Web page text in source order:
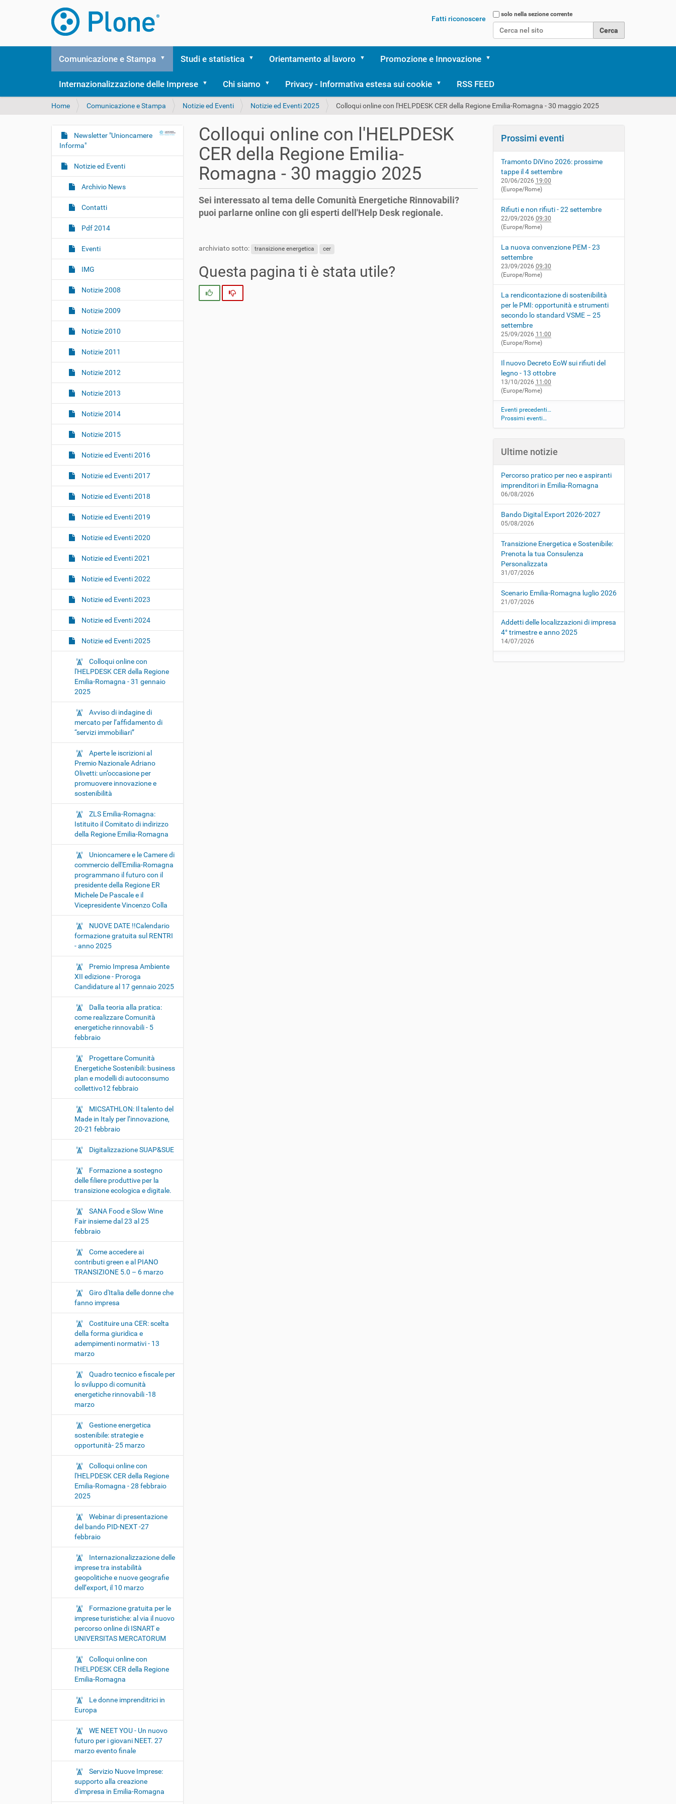
Cerca nel sito
solo nella sezione corrente
Fatti riconoscere
Comunicazione e Stampa Studi e statistica Orientamento al lavoro Promozione e Innovazione
Internazionalizzazione delle Imprese Chi siamo Privacy - Informativa estesa sui cookie RSS FEED
T
s
q
i
Home Comunicazione e Stampa Notizie ed Eventi Notizie ed Eventi 2025 Colloqui online con l'HELPDESK CER della Regione Emilia-Romagna - 30 maggio 2025
Colloqui online con l'HELPDESK
CER della Regione Emilia-
Romagna - 30 maggio 2025
Sei interessato al tema delle Comunità Energetiche Rinnovabili?
puoi parlarne online con gli esperti dell'Help Desk regionale.
archiviato sotto: transizione energetica cer
Questa pagina ti è stata utile?
Si
N
a
v
i
a
o
Newsletter "Unioncamere
Informa"
Notizie ed Eventi
Archivio News
Contatti
Pdf 2014
Eventi
IMG
Notizie 2008
Notizie 2009
Notizie 2010
Notizie 2011
Notizie 2012
Notizie 2013
Notizie 2014
Notizie 2015
Notizie ed Eventi 2016
Notizie ed Eventi 2017
Notizie ed Eventi 2018
Notizie ed Eventi 2019
Notizie ed Eventi 2020
Notizie ed Eventi 2021
Notizie ed Eventi 2022
Notizie ed Eventi 2023
Notizie ed Eventi 2024
Notizie ed Eventi 2025
Colloqui online con
l'HELPDESK CER della Regione
Emilia-Romagna - 31 gennaio
2025
Avviso di indagine di
mercato per l’affidamento di
“servizi immobiliari”
Aperte le iscrizioni al
Premio Nazionale Adriano
Olivetti: un’occasione per
promuovere innovazione e
sostenibilità
ZLS Emilia-Romagna:
Istituito il Comitato di indirizzo
della Regione Emilia-Romagna
Unioncamere e le Camere di
commercio dell'Emilia-Romagna
programmano il futuro con il
presidente della Regione ER
Michele De Pascale e il
Vicepresidente Vincenzo Colla
NUOVE DATE !!Calendario
formazione gratuita sul RENTRI
- anno 2025
Premio Impresa Ambiente
XII edizione - Proroga
Candidature al 17 gennaio 2025
Dalla teoria alla pratica:
come realizzare Comunità
energetiche rinnovabili - 5
febbraio
Progettare Comunità
Energetiche Sostenibili: business
plan e modelli di autoconsumo
collettivo12 febbraio
MICSATHLON: Il talento del
Made in Italy per l’innovazione,
20-21 febbraio
Digitalizzazione SUAP&SUE
Formazione a sostegno
delle filiere produttive per la
transizione ecologica e digitale.
SANA Food e Slow Wine
Fair insieme dal 23 al 25
febbraio
Come accedere ai
contributi green e al PIANO
TRANSIZIONE 5.0 – 6 marzo
Giro d'Italia delle donne che
fanno impresa
Costituire una CER: scelta
della forma giuridica e
adempimenti normativi - 13
marzo
Quadro tecnico e fiscale per
lo sviluppo di comunità
energetiche rinnovabili -18
marzo
Gestione energetica
sostenibile: strategie e
opportunità- 25 marzo
Colloqui online con
l'HELPDESK CER della Regione
Emilia-Romagna - 28 febbraio
2025
Webinar di presentazione
del bando PID-NEXT -27
febbraio
Internazionalizzazione delle
imprese tra instabilità
geopolitiche e nuove geografie
dell’export, il 10 marzo
Formazione gratuita per le
imprese turistiche: al via il nuovo
percorso online di ISNART e
UNIVERSITAS MERCATORUM
Colloqui online con
l'HELPDESK CER della Regione
Emilia-Romagna
Le donne imprenditrici in
Europa
WE NEET YOU - Un nuovo
futuro per i giovani NEET. 27
marzo evento finale
Servizio Nuove Imprese:
supporto alla creazione
d'impresa in Emilia-Romagna
Prossimi eventi
Tramonto DiVino 2026: prossime
tappe il 4 settembre
20/06/2026 19:00
(Europe/Rome)
Rifiuti e non rifiuti - 22 settembre
22/09/2026 09:30
(Europe/Rome)
La nuova convenzione PEM - 23
settembre
23/09/2026 09:30
(Europe/Rome)
La rendicontazione di sostenibilità
per le PMI: opportunità e strumenti
secondo lo standard VSME – 25
settembre
25/09/2026 11:00
(Europe/Rome)
Il nuovo Decreto EoW sui rifiuti del
legno - 13 ottobre
13/10/2026 11:00
(Europe/Rome)
Eventi precedenti…
Prossimi eventi…
Ultime notizie
Percorso pratico per neo e aspiranti
imprenditori in Emilia-Romagna
06/08/2026
Bando Digital Export 2026-2027
05/08/2026
Transizione Energetica e Sostenibile:
Prenota la tua Consulenza
Personalizzata
31/07/2026
Scenario Emilia-Romagna luglio 2026
21/07/2026
Addetti delle localizzazioni di impresa
4° trimestre e anno 2025
14/07/2026